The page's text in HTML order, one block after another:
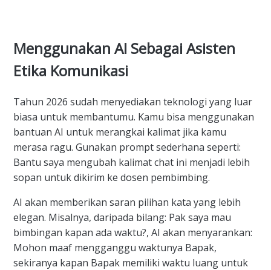
Menggunakan AI Sebagai Asisten
Etika Komunikasi
Tahun 2026 sudah menyediakan teknologi yang luar
biasa untuk membantumu. Kamu bisa menggunakan
bantuan AI untuk merangkai kalimat jika kamu
merasa ragu. Gunakan prompt sederhana seperti:
Bantu saya mengubah kalimat chat ini menjadi lebih
sopan untuk dikirim ke dosen pembimbing.
AI akan memberikan saran pilihan kata yang lebih
elegan. Misalnya, daripada bilang: Pak saya mau
bimbingan kapan ada waktu?, AI akan menyarankan:
Mohon maaf mengganggu waktunya Bapak,
sekiranya kapan Bapak memiliki waktu luang untuk